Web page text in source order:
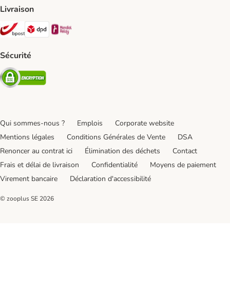
Livraison
Bpost Shipping Method
DPD Shipping Method
Sécurité
Security
Qui sommes-nous ? Emplois
Corporate website
Mentions légales
Conditions Générales de Vente
DSA
Renoncer au contrat ici
Élimination des déchets
Contact
Frais et délai de livraison
Confidentialité
Moyens de paiement
Virement bancaire
Déclaration d'accessibilité
© zooplus SE 2026